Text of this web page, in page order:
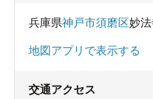
兵庫県神戸市須磨区妙
地図アプリで表示する
交通アクセス